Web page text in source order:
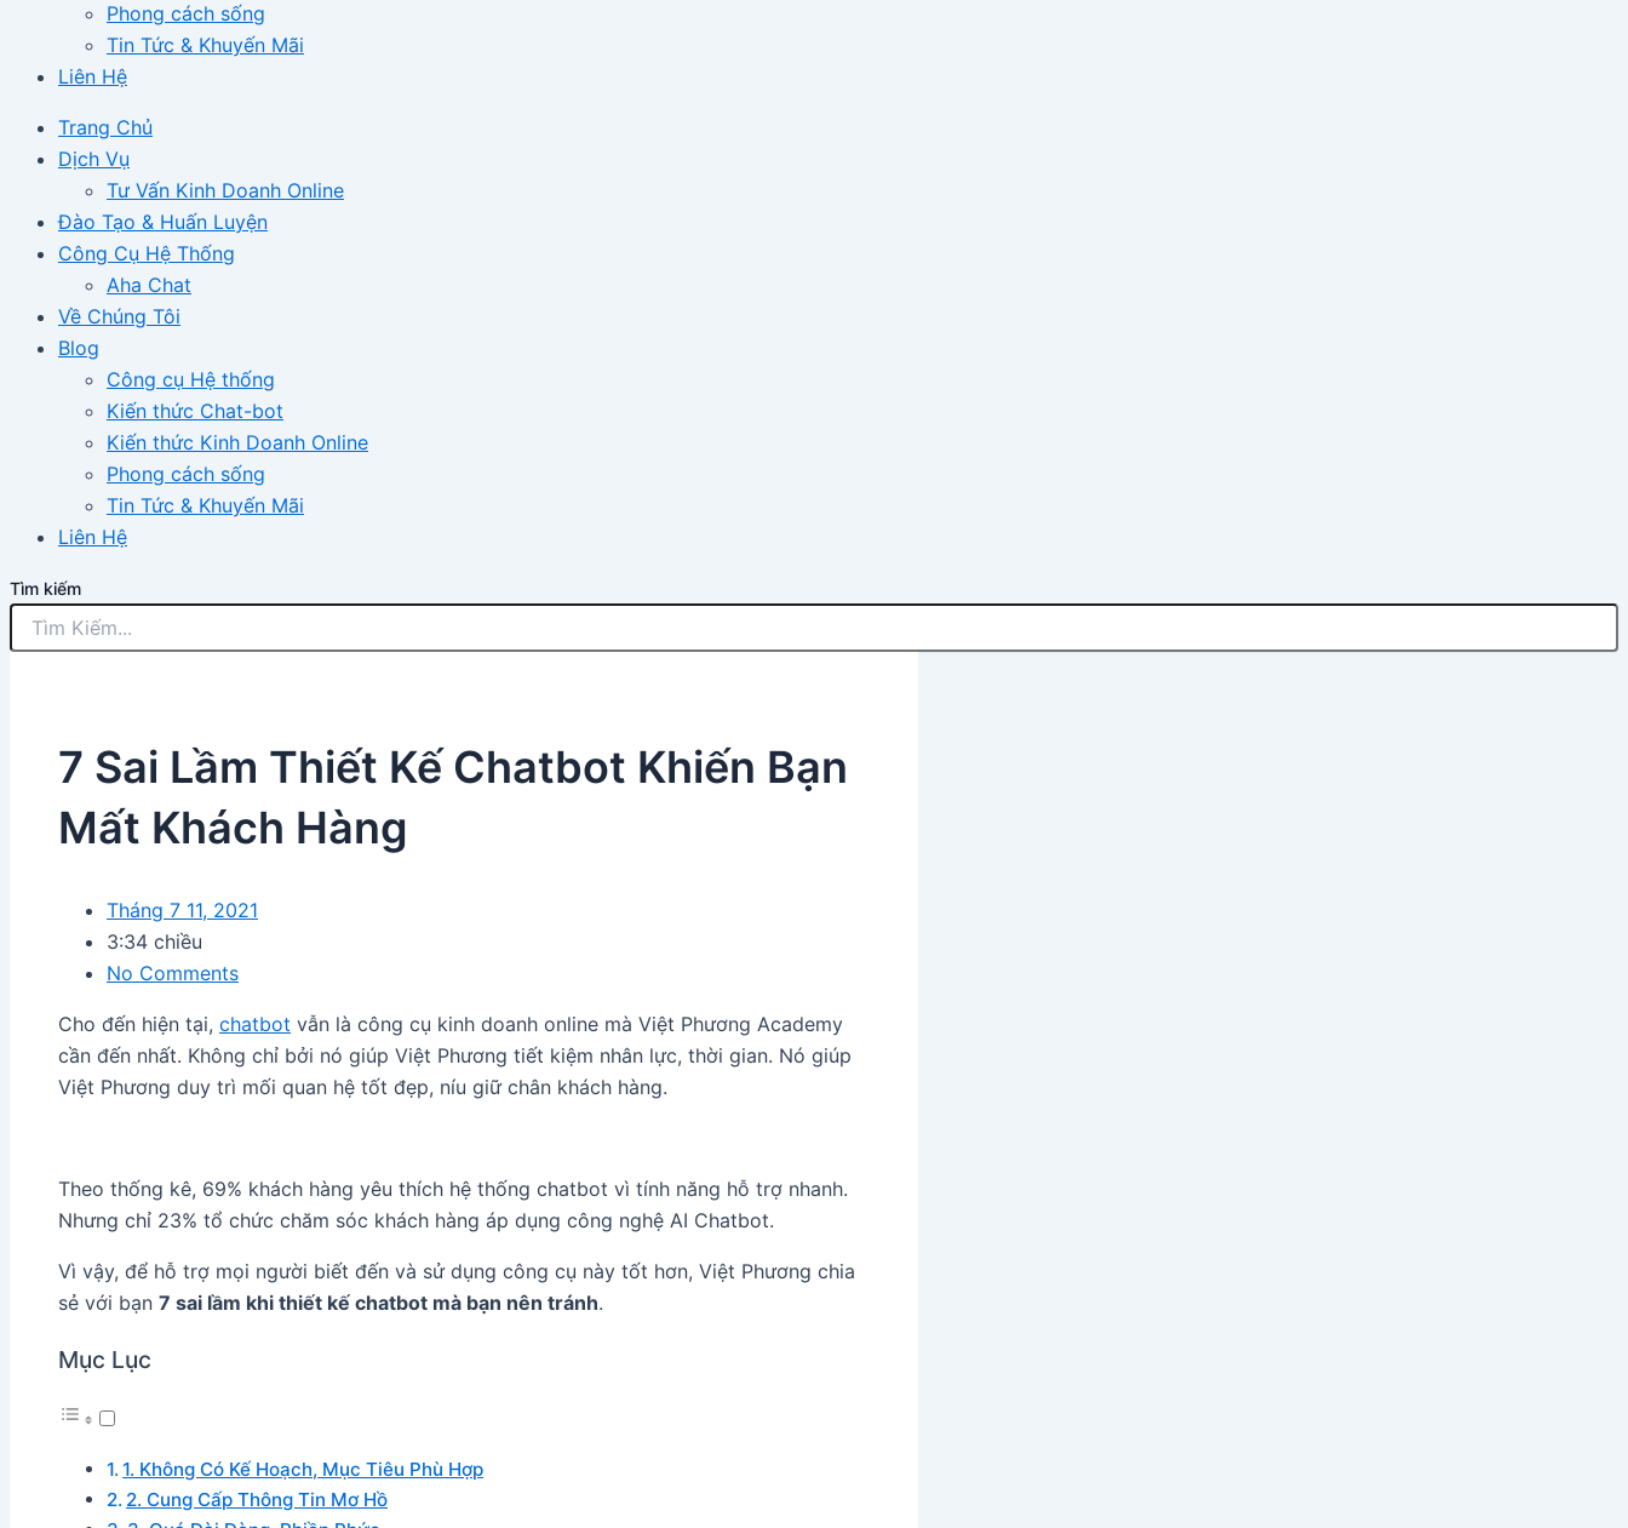
Phong cách sống
Tin Tức & Khuyến Mãi
Liên Hệ
Trang Chủ
Dịch Vụ
Tư Vấn Kinh Doanh Online
Đào Tạo & Huấn Luyện
Công Cụ Hệ Thống
Aha Chat
Về Chúng Tôi
Blog
Công cụ Hệ thống
Kiến thức Chat-bot
Kiến thức Kinh Doanh Online
Phong cách sống
Tin Tức & Khuyến Mãi
Liên Hệ
Tìm kiếm
7 Sai Lầm Thiết Kế Chatbot Khiến Bạn
Mất Khách Hàng
Tháng 7 11, 2021
3:34 chiều
No Comments
Cho đến hiện tại, chatbot vẫn là công cụ kinh doanh online mà Việt Phương Academy
cần đến nhất. Không chỉ bởi nó giúp Việt Phương tiết kiệm nhân lực, thời gian. Nó giúp
Việt Phương duy trì mối quan hệ tốt đẹp, níu giữ chân khách hàng.
Theo thống kê, 69% khách hàng yêu thích hệ thống chatbot vì tính năng hỗ trợ nhanh.
Nhưng chỉ 23% tổ chức chăm sóc khách hàng áp dụng công nghệ AI Chatbot.
Vì vậy, để hỗ trợ mọi người biết đến và sử dụng công cụ này tốt hơn, Việt Phương chia
sẻ với bạn 7 sai lầm khi thiết kế chatbot mà bạn nên tránh.
Mục Lục
1. Không Có Kế Hoạch, Mục Tiêu Phù Hợp
2. Cung Cấp Thông Tin Mơ Hồ